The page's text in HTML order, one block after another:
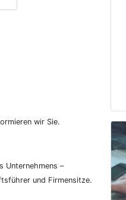
wir Sie.
Unternehmens –
und Firmensitze.